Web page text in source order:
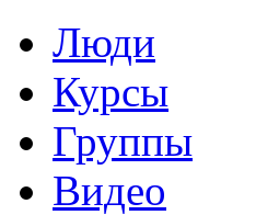
Люди
Курсы
Группы
Видео